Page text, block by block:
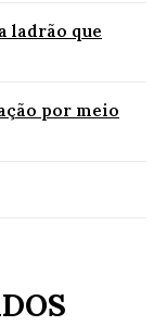
ladrão que
por meio